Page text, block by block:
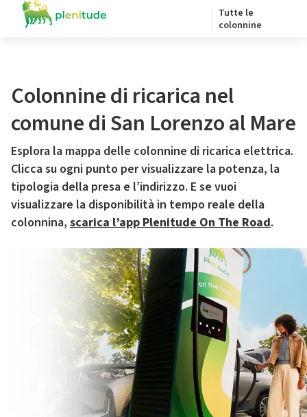
Tutte le
colonnine
Colonnine di ricarica nel
comune di San Lorenzo al Mare
Esplora la mappa delle colonnine di ricarica elettrica.
Clicca su ogni punto per visualizzare la potenza, la
tipologia della presa e l’indirizzo. E se vuoi
visualizzare la disponibilità in tempo reale della
colonnina, scarica l’app Plenitude On The Road.